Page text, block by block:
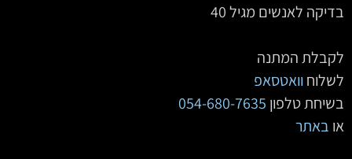
בדיקה לאנשים מגיל 40
לקבלת המתנה
לשלוח וואטסאפ
בשיחת טלפון‏‏‏‏‏‏‏‏‏‏‏‏ 054-680-7635
או באתר